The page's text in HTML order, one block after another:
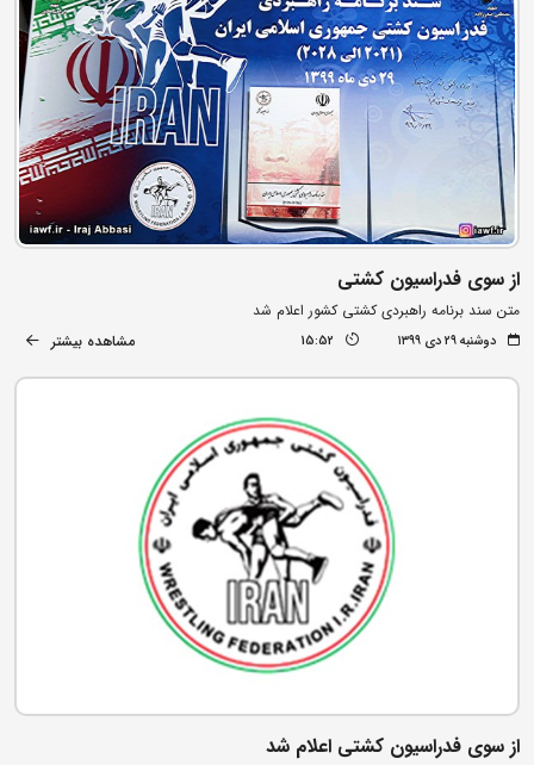
از سوی فدراسیون کشتی
متن سند برنامه راهبردی کشتی کشور اعلام شد
دوشنبه ۲۹ دی ۱۳۹۹ 15:52 مشاهده بیشتر
از سوی فدراسیون کشتی اعلام شد